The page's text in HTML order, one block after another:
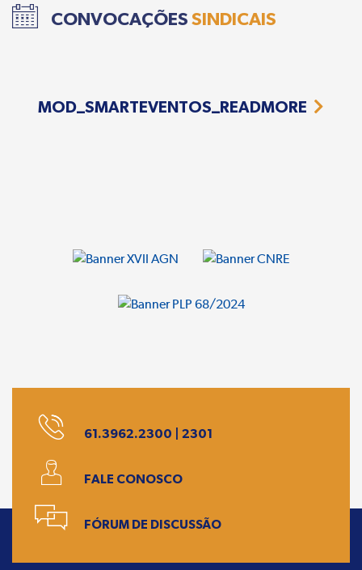
CONVOCAÇÕESSINDICAIS
MOD_SMARTEVENTOS_READMORE
61.3962.2300 | 2301
FALE CONOSCO
FÓRUM DE DISCUSSÃO